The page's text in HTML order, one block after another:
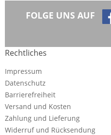
FOLGE UNS AUF
Rechtliches
Impressum
Datenschutz
Barrierefreiheit
Versand und Kosten
Zahlung und Lieferung
Widerruf und Rücksendung